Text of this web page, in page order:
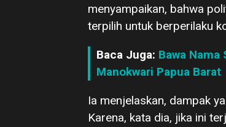
menyampaikan, bahwa
terpilih untuk berperilaku
Baca Juga: Bawa Nama
Manokwari Papua Barat
Ia menjelaskan, dampak
Karena, kata dia, jika ini